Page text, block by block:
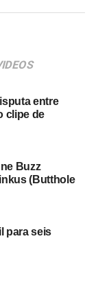
entre
clipe de
Buzz
(Butthole
para seis